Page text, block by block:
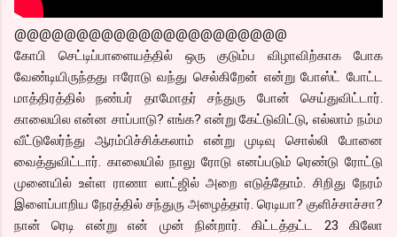
@@@@@@@@@@@@@@@@@@@@@@
கோபி செட்டிப்பாளையத்தில் ஒரு குடும்ப விழாவிற்காக போக
வேண்டியிருந்தது ஈரோடு வந்து செல்கிறேன் என்று போஸ்ட் போட்ட
மாத்திரத்தில் நண்பர் தாமோதர் சந்துரு போன் செய்துவிட்டார்.
காலையில என்ன சாப்பாடு? எங்க? என்று கேட்டுவிட்டு, எல்லாம் நம்ம
வீட்டுலேர்ந்து ஆரம்பிச்சிக்கலாம் என்று முடிவு சொல்லி போனை
வைத்துவிட்டார். காலையில் நாலு ரோடு எனப்படும் ரெண்டு ரோட்டு
முனையில் உள்ள ராணா லாட்ஜில் அறை எடுத்தோம். சிறிது நேரம்
இளைப்பாறிய நேரத்தில் சந்துரு அழைத்தார். ரெடியா? குளிச்சாச்சா?
நான் ரெடி என்று என் முன் நின்றார். கிட்டத்தட்ட 23 கிலோ